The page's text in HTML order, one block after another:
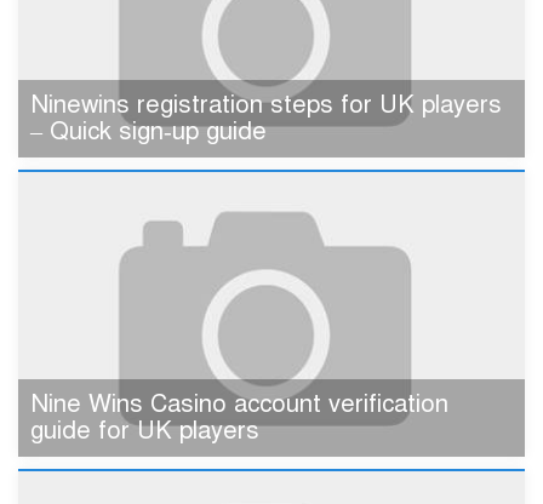
Ninewins registration steps for UK players
– Quick sign‑up guide
Nine Wins Casino account verification
guide for UK players